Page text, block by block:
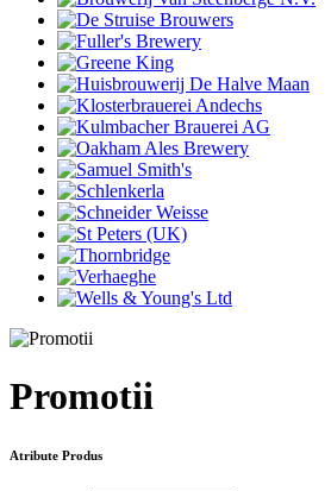
Promotii
Atribute Produs